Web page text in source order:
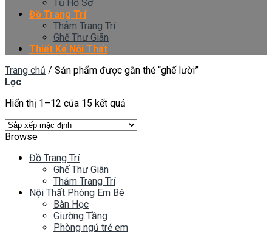
Tủ Hồ Sơ
Đồ Trang Trí
Thảm Trang Trí
Ghế Thư Giãn
Thiết Kế Nội Thất
Trang chủ / Sản phẩm được gắn thẻ “ghế lười”
Lọc
Hiển thị 1–12 của 15 kết quả
Browse
Đồ Trang Trí
Ghế Thư Giãn
Thảm Trang Trí
Nội Thất Phòng Em Bé
Bàn Học
Giường Tầng
Phòng ngủ trẻ em